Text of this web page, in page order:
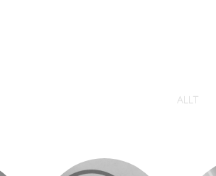
SKIP TO CONTENTALLT